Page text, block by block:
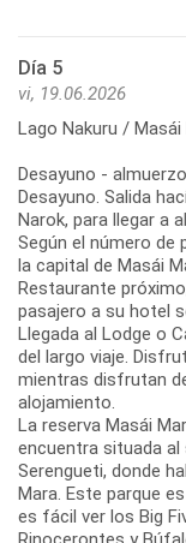
Día 5
vi, 19.06.2026
Lago Nakuru / Masái
Desayuno -
Desayuno. Salida
Narok, para llegar a
Según el número de
la capital de Masái
Restaurante
pasajero a su hotel
Llegada al Lodge o
del largo viaje.
mientras disfrutan
alojamiento.
La reserva Masái
encuentra situada al
Serengueti, donde
Mara. Este parque
es fácil ver los Big